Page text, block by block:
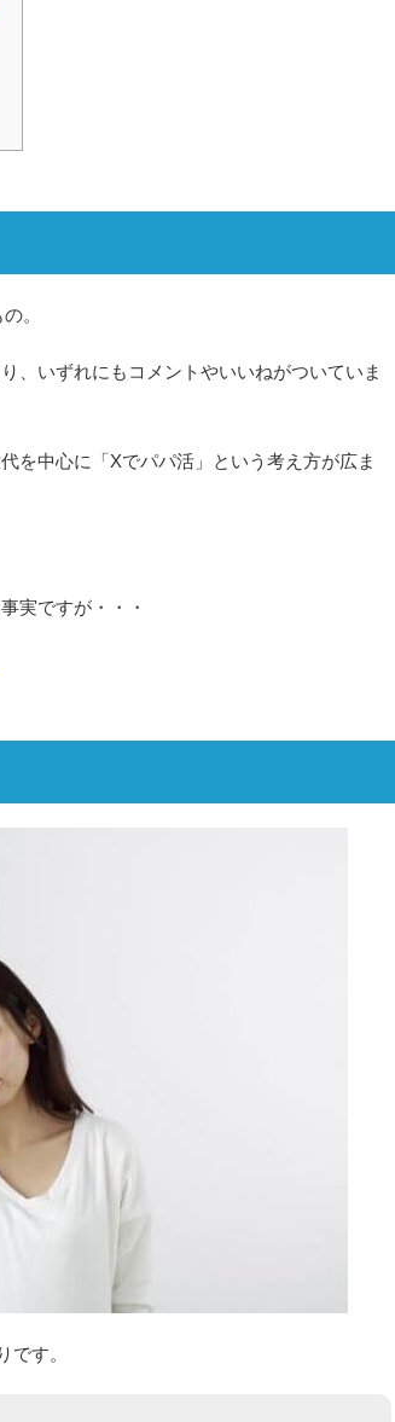
。
、いずれにもコメントやいいねがついていま
を中心に「Xでパパ活」という考え方が広ま
実ですが・・・
です。